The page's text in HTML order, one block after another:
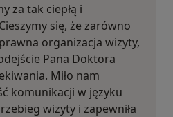
za tak ciepłą i
się, że zarówno
organizacja wizyty,
Pana Doktora
Miło nam
komunikacji w języku
wizyty i zapewniła